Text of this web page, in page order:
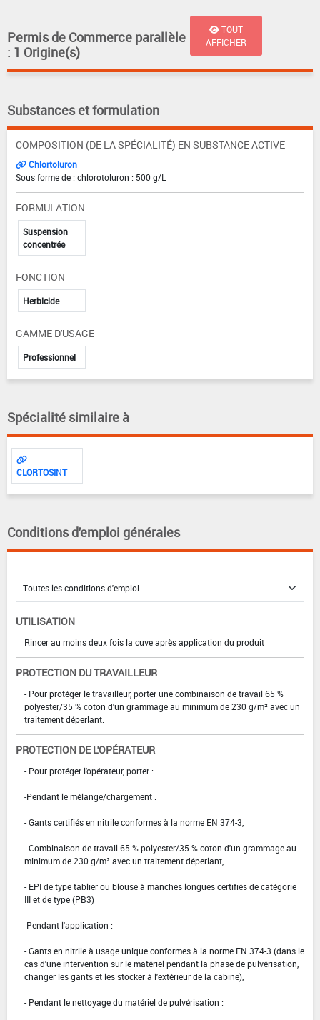
Permis de Commerce parallèle
: 1 Origine(s)
TOUT
AFFICHER
Substances et formulation
COMPOSITION (DE LA SPÉCIALITÉ) EN SUBSTANCE ACTIVE
Chlortoluron
Sous forme de : chlorotoluron : 500 g/L
FORMULATION
Suspension
concentrée
FONCTION
Herbicide
GAMME D'USAGE
Professionnel
Spécialité similaire à
CLORTOSINT
Conditions d'emploi générales
UTILISATION
Rincer au moins deux fois la cuve après application du produit
PROTECTION DU TRAVAILLEUR
- Pour protéger le travailleur, porter une combinaison de travail 65 %
polyester/35 % coton d'un grammage au minimum de 230 g/m² avec un
traitement déperlant.
PROTECTION DE L'OPÉRATEUR
- Pour protéger l'opérateur, porter :
-Pendant le mélange/chargement :
- Gants certifiés en nitrile conformes à la norme EN 374-3,
- Combinaison de travail 65 % polyester/35 % coton d'un grammage au
minimum de 230 g/m² avec un traitement déperlant,
- EPI de type tablier ou blouse à manches longues certifiés de catégorie
III et de type (PB3)
-Pendant l'application :
- Gants en nitrile à usage unique conformes à la norme EN 374-3 (dans le
cas d'une intervention sur le matériel pendant la phase de pulvérisation,
changer les gants et les stocker à l'extérieur de la cabine),
- Pendant le nettoyage du matériel de pulvérisation :